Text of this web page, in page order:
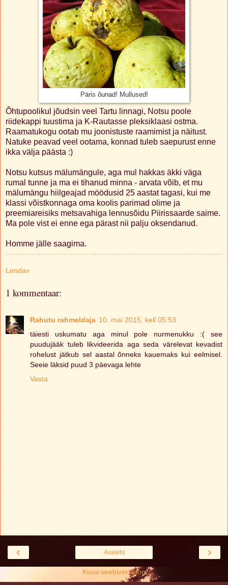
Päris õunad! Mullused!
Õhtupoolikul jõudsin veel Tartu linnagi, Notsu poole
riidekappi tuustima ja K-Rautasse pleksiklaasi ostma.
Raamatukogu ootab mu joonistuste raamimist ja näitust.
Natuke peavad veel ootama, konnad tuleb saepurust enne
ikka välja päästa :)
Notsu kutsus mälumängule, aga mul hakkas äkki väga
rumal tunne ja ma ei tihanud minna - arvata võib, et mu
mälumängu hiilgeajad möödusid 25 aastat tagasi, kui me
klassi võistkonnaga oma koolis parimad olime ja
preemiareisiks metsavahiga lennusõidu Piirissaarde saime.
Ma pole vist ei enne ega pärast nii palju oksendanud.
Homme jälle saagima.
Lendav
1 kommentaar:
Rahutu rahmeldaja 10. mai 2015, kell 05:53
täiesti uskumatu aga minul pole nurmenukku :( see
puudujääk tuleb likvideerida aga seda värelevat kevadist
rohelust jätkub sel aastal õnneks kauemaks kui eelmisel.
Seeie läksid puud 3 päevaga lehte
Vasta
‹ ›
Avaleht
Kuva veebiversioon